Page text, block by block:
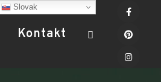
Kontakt
Slovak